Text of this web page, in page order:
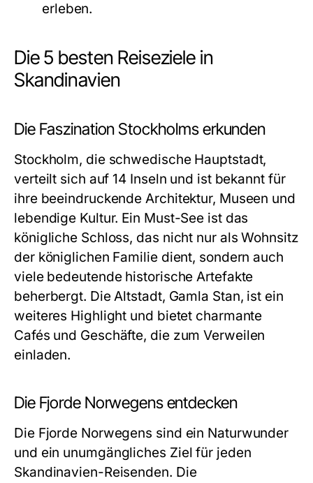
erleben.
Die 5 besten Reiseziele in
Skandinavien
Die Faszination Stockholms erkunden
Stockholm, die schwedische Hauptstadt,
verteilt sich auf 14 Inseln und ist bekannt für
ihre beeindruckende Architektur, Museen und
lebendige Kultur. Ein Must-See ist das
königliche Schloss, das nicht nur als Wohnsitz
der königlichen Familie dient, sondern auch
viele bedeutende historische Artefakte
beherbergt. Die Altstadt, Gamla Stan, ist ein
weiteres Highlight und bietet charmante
Cafés und Geschäfte, die zum Verweilen
einladen.
Die Fjorde Norwegens entdecken
Die Fjorde Norwegens sind ein Naturwunder
und ein unumgängliches Ziel für jeden
Skandinavien-Reisenden. Die